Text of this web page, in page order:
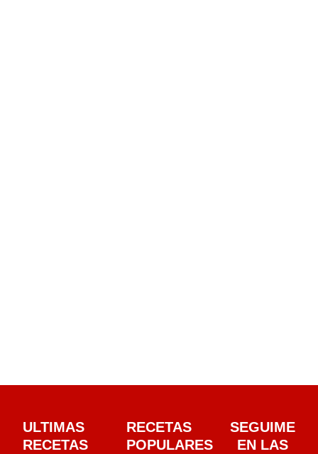
ULTIMAS
RECETAS
RECETAS
POPULARES
SEGUIME
EN LAS